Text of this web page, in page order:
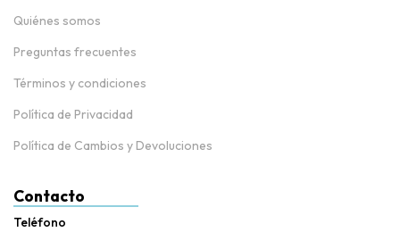
Quiénes somos
Preguntas frecuentes
Términos y condiciones
Política de Privacidad
Política de Cambios y Devoluciones
Contacto
Teléfono